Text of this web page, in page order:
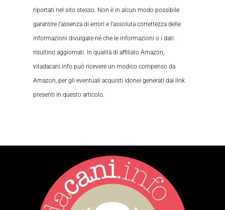
riportati nel sito stesso. Non è in alcun modo possibile
garantire l’assenza di errori e l’assoluta correttezza delle
informazioni divulgate né che le informazioni o i dati
risultino aggiornati. In qualità di affiliato Amazon,
vitadacani.info può ricevere un modico compenso da
Amazon, per gli eventuali acquisti idonei generati dai link
presenti in questo articolo.